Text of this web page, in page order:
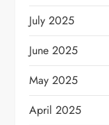
July 2025
June 2025
May 2025
April 2025